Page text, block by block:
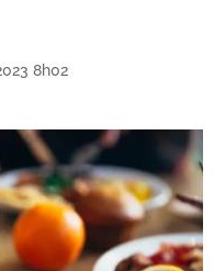
8h02